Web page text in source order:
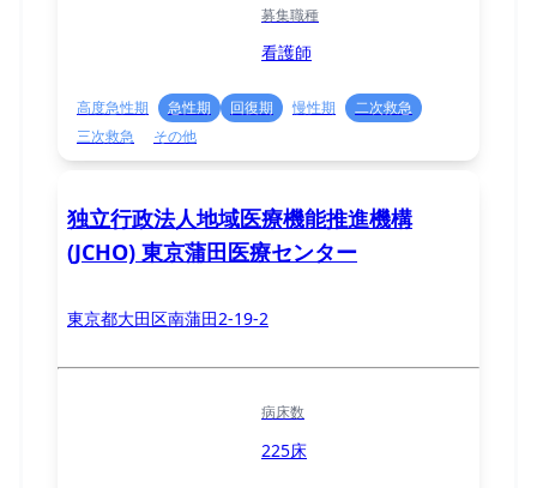
募集職種
看護師
高度急性期 急性期 回復期 慢性期
二次救急
三次救急
その他
独立行政法人地域医療機能推進機構
(JCHO) 東京蒲田医療センター
東京都大田区南蒲田2-19-2
病床数
225床